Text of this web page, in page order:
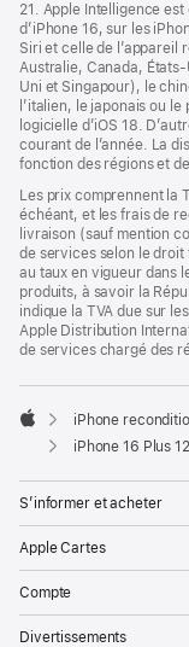
21. Apple Intelligence
d’iPhone 16, sur les
Siri et celle de l’appareil
Australie, Canada,
Uni et Singapour), le
l’italien, le japonais ou
logicielle d’iOS 18.
courant de l’année. La
fonction des régions et
Les prix comprennent la
échéant, et les frais de
livraison (sauf mention
de services selon le
au taux en vigueur dans
produits, à savoir la
indique la TVA due sur
Apple Distribution
de services chargé des
Apple
iPhone
iPhone 16 Plus
S’informer et acheter
Apple Cartes
Compte
Divertissements